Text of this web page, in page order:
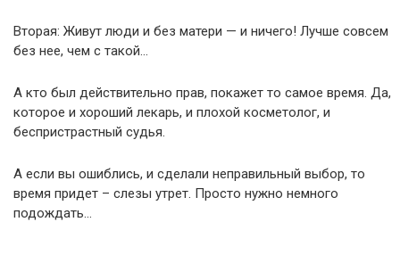
Вторая: Живут люди и без матери — и ничего! Лучше совсем
без нее, чем с такой…
А кто был действительно прав, покажет то самое время. Да,
которое и хороший лекарь, и плохой косметолог, и
беспристрастный судья.
А если вы ошиблись, и сделали неправильный выбор, то
время придет – слезы утрет. Просто нужно немного
подождать…